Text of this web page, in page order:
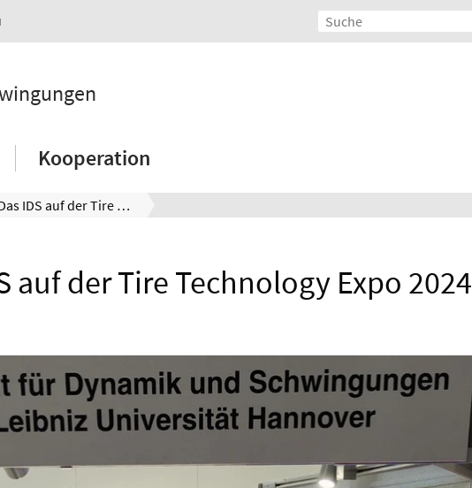
Kooperation
Das IDS auf der Tire Technology Expo 2024
auf der Tire Technology Expo 2024